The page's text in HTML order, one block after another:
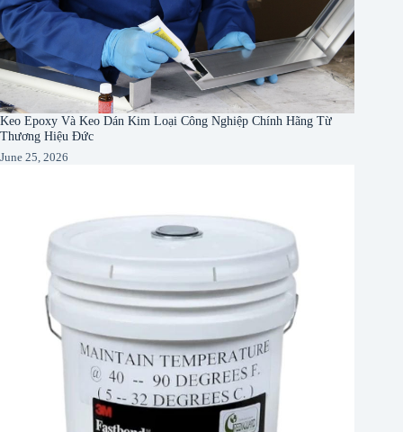
Keo Epoxy Và Keo Dán Kim Loại Công Nghiệp Chính Hãng Từ
Thương Hiệu Đức
June 25, 2026